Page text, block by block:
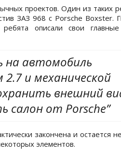
проектов. Один из таких
ЗАЗ 968 с Porsche Boxster.
описали свои
на автомобиль
и механической
внешний
салон от Porsche”
закончена и остается
элементов.